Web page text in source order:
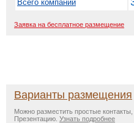
Всего компаний
Заявка на бесплатное размещение
Варианты размещения
Можно разместить простые
Презентацию. Узнать подробнее